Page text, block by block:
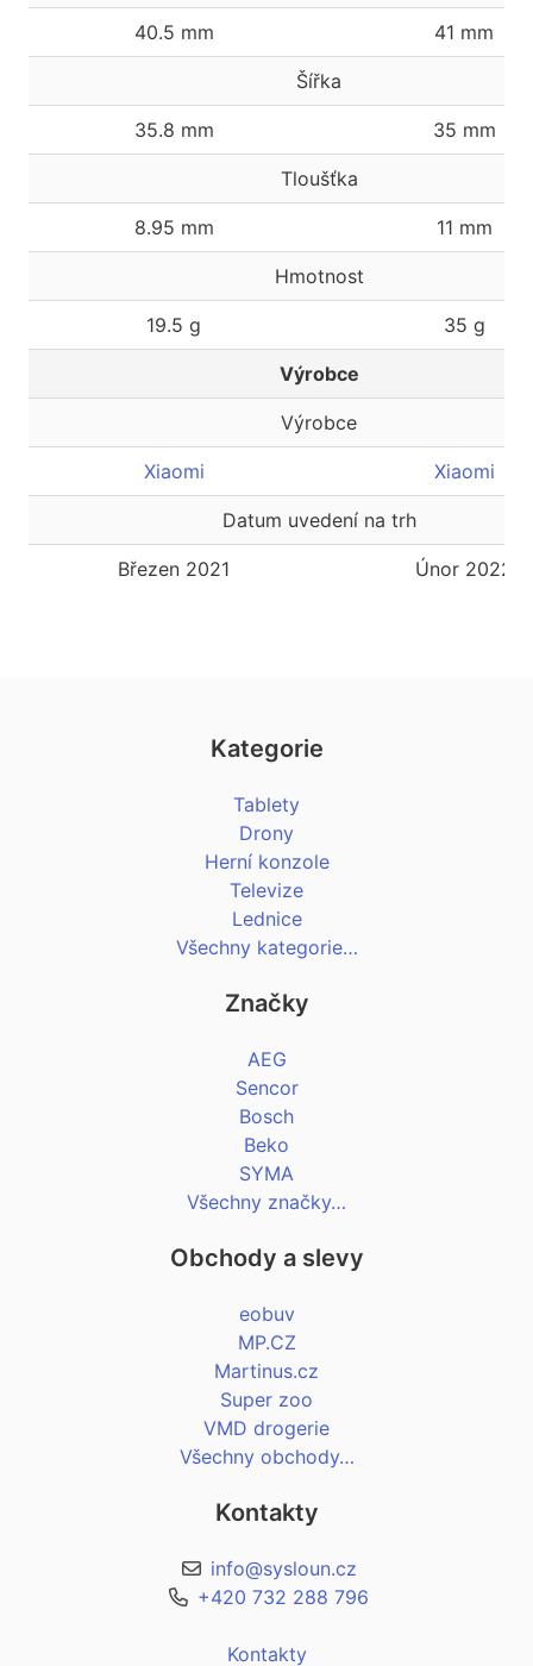
40.5 mm 41 mm
Šířka
35.8 mm 35 mm
Tloušťka
8.95 mm 11 mm
Hmotnost
19.5 g 35 g
Výrobce
Výrobce
Xiaomi Xiaomi
Datum uvedení na trh
Březen 2021 Únor 2022
Kategorie
Tablety
Drony
Herní konzole
Televize
Lednice
Všechny kategorie…
Značky
AEG
Sencor
Bosch
Beko
SYMA
Všechny značky…
Obchody a slevy
eobuv
MP.CZ
Martinus.cz
Super zoo
VMD drogerie
Všechny obchody…
Kontakty
info@sysloun.cz
+420 732 288 796
Kontakty